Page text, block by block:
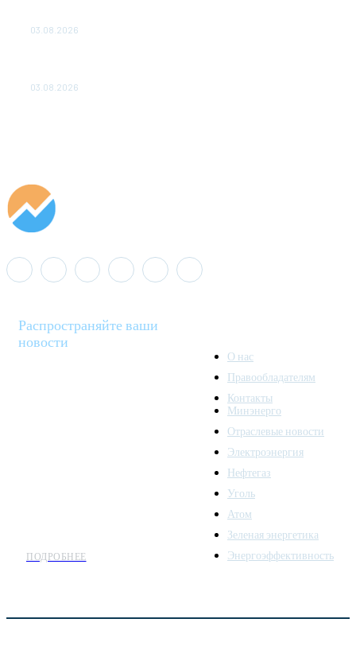
03.08.2026
03.08.2026
Распространяйте ваши
новости
ПОДРОБНЕЕ
О нас
Правообладателям
Контакты
Минэнерго
Отраслевые новости
Электроэнергия
Нефтегаз
Уголь
Атом
Зеленая энергетика
Энергоэффективность